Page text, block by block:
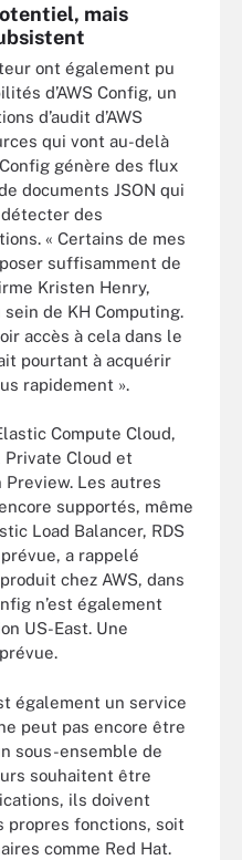
mais
ont également pu
d’AWS Config, un
d’audit d’AWS
qui vont au-delà
génère des flux
documents JSON qui
des
« Certains de mes
suffisamment de
Kristen Henry,
de KH Computing.
accès à cela dans le
pourtant à acquérir
rapidement ».
Compute Cloud,
Cloud et
Preview. Les autres
supportés, même
Load Balancer, RDS
a rappelé
chez AWS, dans
n’est également
US-East. Une
également un service
peut pas encore être
sous-ensemble de
souhaitent être
ils doivent
propres fonctions, soit
comme Red Hat.